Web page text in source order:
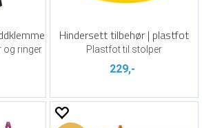
og ringer
Hindersett tilbehør | plastfot
Plastfot til stolper
229,-